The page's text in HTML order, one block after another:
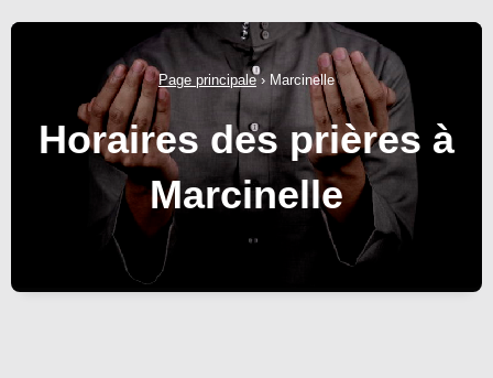
Page principale› Marcinelle
Horaires des prières à
Marcinelle